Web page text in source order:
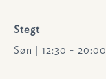
Stegt
Søn | 12:30 - 20:00